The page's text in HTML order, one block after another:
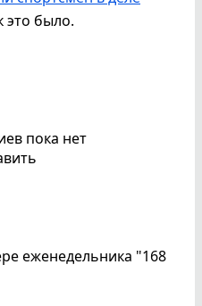
это было.
пока нет
еженедельника "168